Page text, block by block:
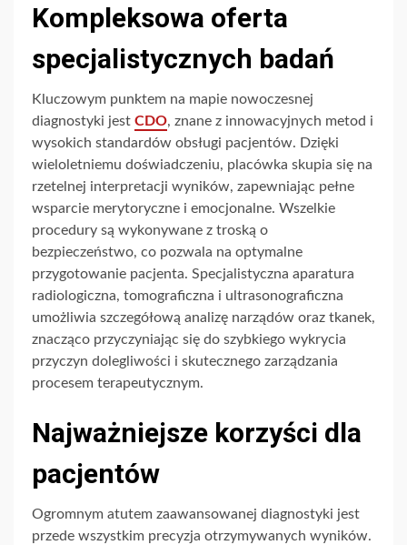
Kompleksowa oferta
specjalistycznych badań
Kluczowym punktem na mapie nowoczesnej
diagnostyki jest CDO, znane z innowacyjnych metod i
wysokich standardów obsługi pacjentów. Dzięki
wieloletniemu doświadczeniu, placówka skupia się na
rzetelnej interpretacji wyników, zapewniając pełne
wsparcie merytoryczne i emocjonalne. Wszelkie
procedury są wykonywane z troską o
bezpieczeństwo, co pozwala na optymalne
przygotowanie pacjenta. Specjalistyczna aparatura
radiologiczna, tomograficzna i ultrasonograficzna
umożliwia szczegółową analizę narządów oraz tkanek,
znacząco przyczyniając się do szybkiego wykrycia
przyczyn dolegliwości i skutecznego zarządzania
procesem terapeutycznym.
Najważniejsze korzyści dla
pacjentów
Ogromnym atutem zaawansowanej diagnostyki jest
przede wszystkim precyzja otrzymywanych wyników.